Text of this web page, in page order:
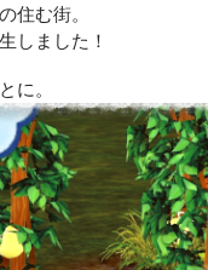
住む街。
しました！
に。